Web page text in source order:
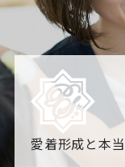
愛着形成と本